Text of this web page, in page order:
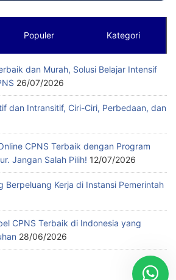
Populer Kategori
dan Murah, Solusi Belajar Intensif
26/07/2026
dan Intransitif, Ciri-Ciri, Perbedaan, dan
CPNS Terbaik dengan Program
Jangan Salah Pilih! 12/07/2026
Berpeluang Kerja di Instansi Pemerintah
CPNS Terbaik di Indonesia yang
28/06/2026